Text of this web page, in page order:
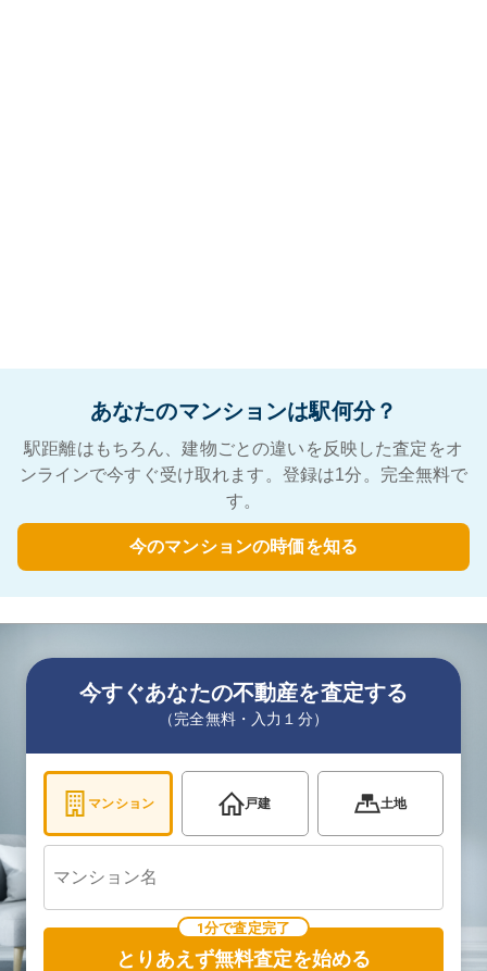
あなたのマンションは駅何分？
駅距離はもちろん、建物ごとの違いを反映した査定をオ
ンラインで今すぐ受け取れます。登録は1分。完全無料で
す。
今のマンションの時価を知る
今すぐあなたの不動産を査定する
（完全無料・入力１分）
マンション 戸建 土地
1分で査定完了
とりあえず無料査定を始める